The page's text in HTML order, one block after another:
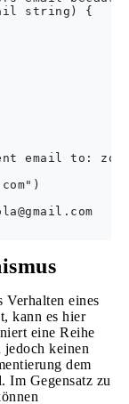
string) {
email to:
")
Verhalten eines
kann es hier
eine Reihe
jedoch keinen
dem
Im Gegensatz zu